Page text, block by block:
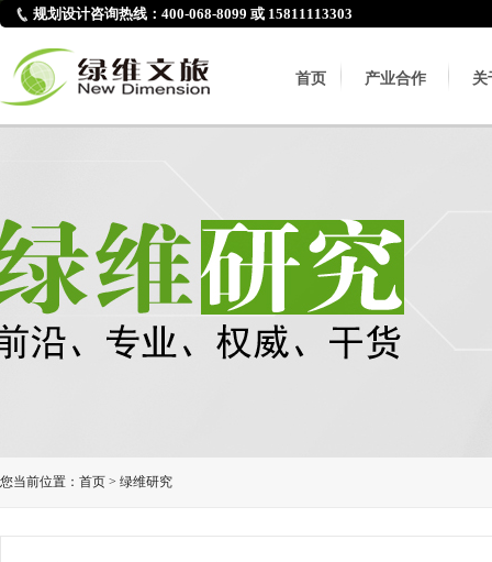
规划设计咨询热线：400-068-8099 或 15811113303
首页 产业合作 关
您当前位置： 首页 > 绿维研究